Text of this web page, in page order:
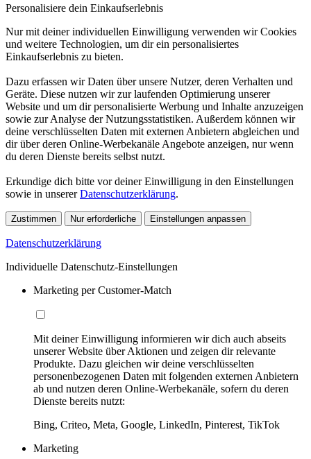
Personalisiere dein Einkaufserlebnis
Nur mit deiner individuellen Einwilligung verwenden wir Cookies
und weitere Technologien, um dir ein personalisiertes
Einkaufserlebnis zu bieten.
Dazu erfassen wir Daten über unsere Nutzer, deren Verhalten und
Geräte. Diese nutzen wir zur laufenden Optimierung unserer
Website und um dir personalisierte Werbung und Inhalte anzuzeigen
sowie zur Analyse der Nutzungsstatistiken. Außerdem können wir
deine verschlüsselten Daten mit externen Anbietern abgleichen und
dir über deren Online-Werbekanäle Angebote anzeigen, nur wenn
du deren Dienste bereits selbst nutzt.
Erkundige dich bitte vor deiner Einwilligung in den Einstellungen
sowie in unsererDatenschutzerklärung.
Zustimmen Nur erforderliche Einstellungen anpassen
Datenschutzerklärung
Individuelle Datenschutz-Einstellungen
Marketing per Customer-Match
Mit deiner Einwilligung informieren wir dich auch abseits
unserer Website über Aktionen und zeigen dir relevante
Produkte. Dazu gleichen wir deine verschlüsselten
personenbezogenen Daten mit folgenden externen Anbietern
ab und nutzen deren Online-Werbekanäle, sofern du deren
Dienste bereits nutzt:
Bing, Criteo, Meta, Google, LinkedIn, Pinterest, TikTok
Marketing